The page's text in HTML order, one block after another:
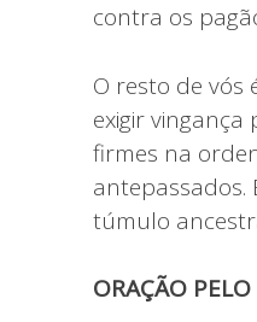
contra os
O resto de vós
exigir
firmes na
antepassados.
túmulo
ORAÇÃO